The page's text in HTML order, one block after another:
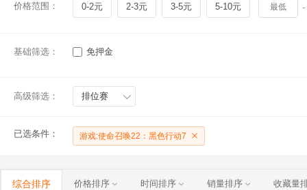
价格范围： 0-2元 2-3元 3-5元 5-10元 -
基础筛选： 免押金
高级筛选： 排位赛
已选条件： 游戏:使命召唤22：黑色行动7
综合排序 价格排序 时间排序 销量排序 收藏量